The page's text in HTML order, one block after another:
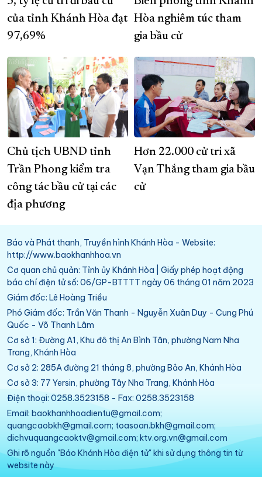
của tỉnh Khánh Hòa đạt
97,69%
Hòa nghiêm túc tham
gia bầu cử
Chủ tịch UBND tỉnh
Trần Phong kiểm tra
công tác bầu cử tại các
địa phương
Hơn 22.000 cử tri xã
Vạn Thắng tham gia bầu
cử
Báo và Phát thanh, Truyền hình Khánh Hòa - Website:
http://www.baokhanhhoa.vn
Cơ quan chủ quản: Tỉnh ủy Khánh Hòa | Giấy phép hoạt động
báo chí điện tử số: 06/GP-BTTTT ngày 06 tháng 01 năm 2023
Giám đốc: Lê Hoàng Triều
Phó Giám đốc: Trần Văn Thanh - Nguyễn Xuân Duy - Cung Phú
Quốc - Võ Thanh Lâm
Cơ sở 1: Đường A1, Khu đô thị An Bình Tân, phường Nam Nha
Trang, Khánh Hòa
Cơ sở 2: 285A đường 21 tháng 8, phường Bảo An, Khánh Hòa
Cơ sở 3: 77 Yersin, phường Tây Nha Trang, Khánh Hòa
Điện thoại: 0258.3523158 - Fax: 0258.3523158
Email: baokhanhhoadientu@gmail.com;
quangcaobkh@gmail.com; toasoan.bkh@gmail.com;
dichvuquangcaoktv@gmail.com; ktv.org.vn@gmail.com
Ghi rõ nguồn "Báo Khánh Hòa điện tử" khi sử dụng thông tin từ
website này